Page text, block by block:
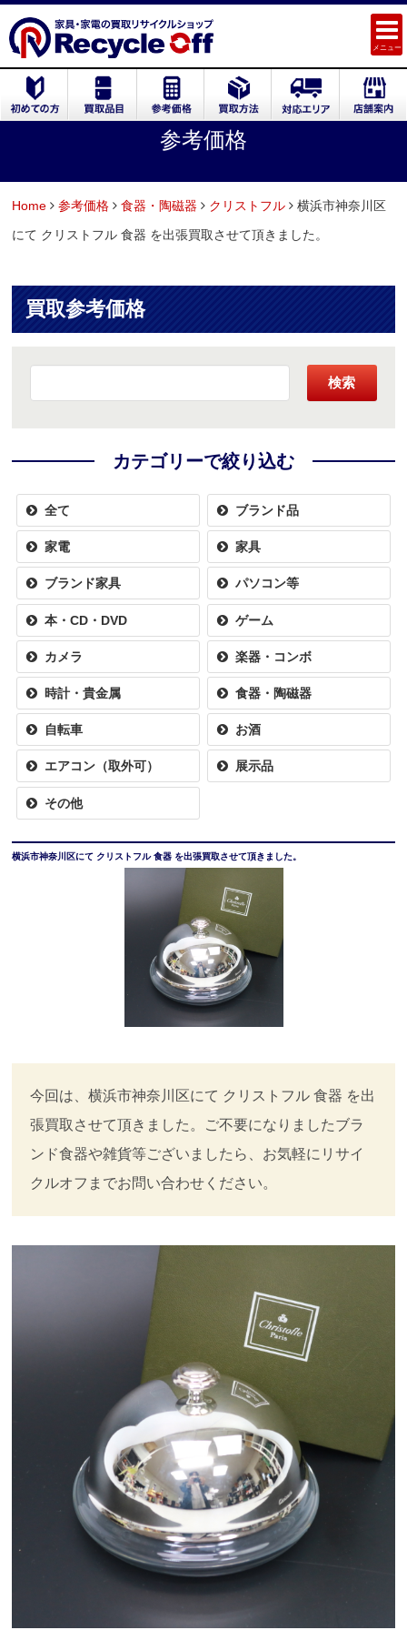
メニュー
参考価格
Home 参考価格 食器・陶磁器 クリストフル
横浜市神奈川区
にて クリストフル 食器 を出張買取させて頂きました。
買取参考価格
検索
カテゴリーで絞り込む
全て ブランド品
家電 家具
ブランド家具 パソコン等
本・CD・DVD ゲーム
カメラ 楽器・コンボ
時計・貴金属 食器・陶磁器
自転車 お酒
エアコン（取外可） 展示品
その他
横浜市神奈川区にて クリストフル 食器 を出張買取させて頂きました。
今回は、横浜市神奈川区にて クリストフル 食器 を出
張買取させて頂きました。ご不要になりましたブラ
ンド食器や雑貨等ございましたら、お気軽にリサイ
クルオフまでお問い合わせください。